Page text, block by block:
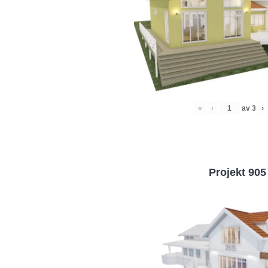
« ‹ av 3 ›
Projekt 905